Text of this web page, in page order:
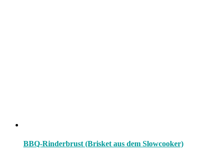
BBQ-Rinderbrust (Brisket aus dem Slowcooker)